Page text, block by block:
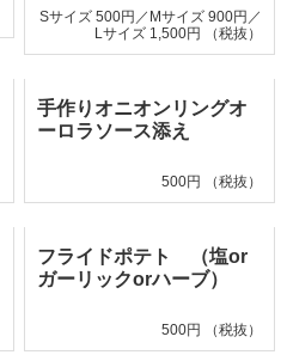
Sサイズ 500円／Mサイズ 900円／
Lサイズ 1,500円 （税抜）
手作りオニオンリングオ
ーロラソース添え
500円 （税抜）
フライドポテト （塩or
ガーリックorハーブ）
500円 （税抜）